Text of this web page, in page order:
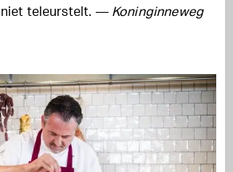
teleurstelt. — Koninginneweg